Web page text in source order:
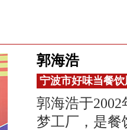
郭海浩
宁波市好味当餐
郭海浩于
梦工厂，是餐